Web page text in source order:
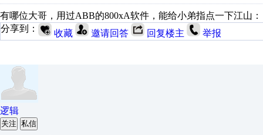
有哪位大哥，用过ABB的800xA软件，能给小弟指点一下江山
分享到：
收藏 邀请回答 回复楼主 举报
逻辑
关注 私信